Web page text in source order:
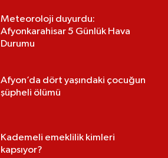
Meteoroloji duyurdu:
Afyonkarahisar 5 Günlük Hava
Durumu
Afyon’da dört yaşındaki çocuğun
şüpheli ölümü
Kademeli emeklilik kimleri
kapsıyor?